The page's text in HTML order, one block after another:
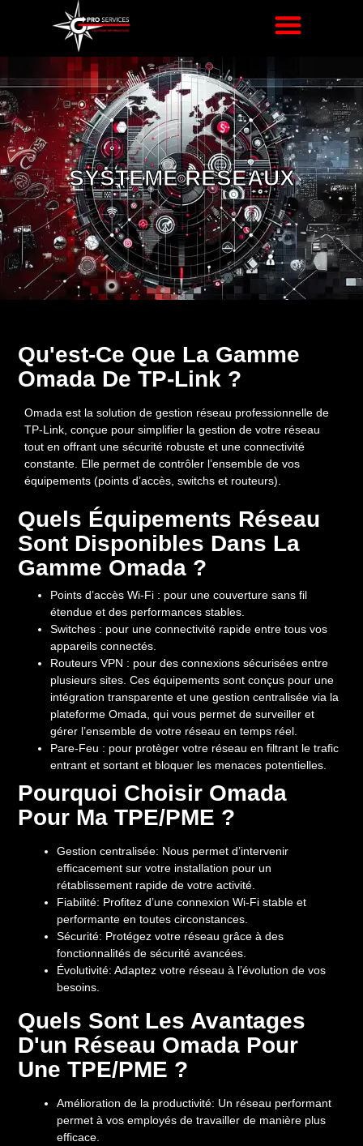
SYSTEME RESEAUX
Qu'est-Ce Que La Gamme
Omada De TP-Link ?
Omada est la solution de gestion réseau professionnelle de
TP-Link, conçue pour simplifier la gestion de votre réseau
tout en offrant unesécurité robuste et une connectivité
constante . Elle permet de contrôler l’ensemble de vos
équipements (points d’accès, switchs et routeurs).
Quels Équipements Réseau
Sont Disponibles Dans La
Gamme Omada ?
Points d’accès Wi-Fi : pour une couverture sans fil
étendue et des performances stables.
Switches : pour une connectivité rapide entre tous vos
appareils connectés.
Routeurs VPN : pour des connexions sécurisées entre
plusieurs sites. Ces équipements sont conçus pour une
intégration transparente et une gestion centralisée via la
plateforme Omada, qui vous permet de surveiller et
gérer l’ensemble de votre réseau en temps réel.
Pare-Feu : pour protèger votre réseau en filtrant le trafic
entrant et sortant et bloquer les menaces potentielles.
Pourquoi Choisir Omada
Pour Ma TPE/PME ?
Gestion centralisée: Nous permet d’intervenir
efficacement sur votre installation pour un
rétablissement rapide de votre activité.
Fiabilité: Profitez d’une connexion Wi-Fi stable et
performante en toutes circonstances.
Sécurité: Protégez votre réseau grâce à des
fonctionnalités de sécurité avancées.
Évolutivité: Adaptez votre réseau à l’évolution de vos
besoins.
Quels Sont Les Avantages
D'un Réseau Omada Pour
Une TPE/PME ?
Amélioration de la productivité: Un réseau performant
permet à vos employés de travailler de manière plus
efficace.